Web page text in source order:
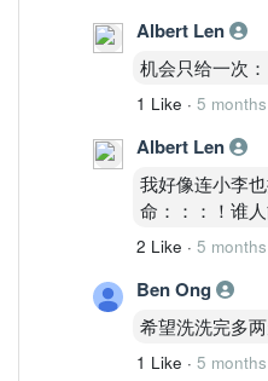
Albert Len
机会只给一次
1 Like · 5 months
Albert Len
我好像连小李
命：：：！谁
2 Like · 5 months
Ben Ong
希望洗洗完多
1 Like · 5 months